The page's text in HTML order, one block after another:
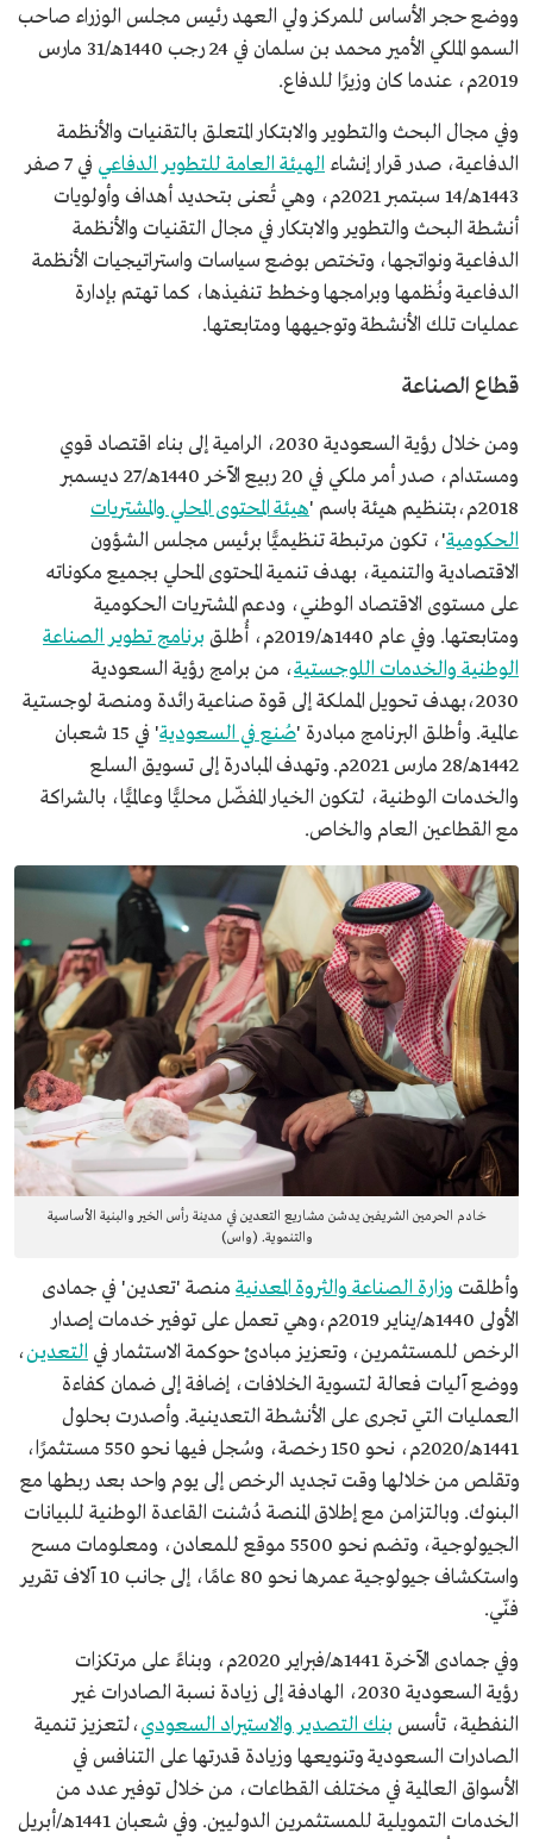
ووضع حجر الأساس للمركز ولي العهد رئيس مجلس الوزراء صاحب
السمو الملكي الأمير محمد بن سلمان في 24 رجب 1440هـ/31 مارس
2019م، عندما كان وزيرًا للدفاع.
وفي مجال البحث والتطوير والابتكار المتعلق بالتقنيات والأنظمة
الدفاعية، صدر قرار إنشاء الهيئة العامة للتطوير الدفاعي
في 7 صفر
1443هـ/14 سبتمبر 2021م، وهي تُعنى بتحديد أهداف وأولويات
أنشطة البحث والتطوير والابتكار في مجال التقنيات والأنظمة
الدفاعية ونواتجها، وتختص بوضع سياسات واستراتيجيات الأنظمة
الدفاعية ونُظمها وبرامجها وخطط تنفيذها، كما تهتم بإدارة
عمليات تلك الأنشطة وتوجيهها ومتابعتها.
قطاع الصناعة
ومن خلال رؤية السعودية 2030، الرامية إلى بناء اقتصاد قوي
ومستدام، صدر أمر ملكي في 20 ربيع الآخر 1440هـ/27 ديسمبر
2018م،بتنظيم هيئة باسم '
هيئة المحتوى المحلي والمشتريات
الحكومية'، تكون مرتبطة تنظيميًّا برئيس مجلس الشؤون
الاقتصادية والتنمية، بهدف تنمية المحتوى المحلي بجميع مكوناته
على مستوى الاقتصاد الوطني، ودعم المشتريات الحكومية
ومتابعتها. وفي عام 1440هـ/2019م، أُطلق
برنامج تطوير الصناعة
الوطنية والخدمات اللوجستية، من برامج رؤية السعودية
2030،بهدف تحويل المملكة إلى قوة صناعية رائدة ومنصة لوجستية
عالمية. وأطلق البرنامج مبادرة 'صُنع في السعودية
' في 15 شعبان
1442هـ/28 مارس 2021م. وتهدف المبادرة إلى تسويق السلع
والخدمات الوطنية، لتكون الخيار المفضّل محليًّا وعالميًّا، بالشراكة
مع القطاعين العام والخاص.
خادم الحرمين الشريفين يدشن مشاريع التعدين في مدينة رأس الخير والبنية الأساسية
والتنموية. (واس)
وأطلقت وزارة الصناعة والثروة المعدنية منصة 'تعدين' في جمادى
الأولى 1440هـ/يناير 2019م،وهي تعمل على توفير خدمات إصدار
الرخص للمستثمرين، وتعزيز مبادئ حوكمة الاستثمار في التعدين،
ووضع آليات فعالة لتسوية الخلافات، إضافة إلى ضمان كفاءة
العمليات التي تجرى على الأنشطة التعدينية. وأصدرت بحلول
1441هـ/2020م، نحو 150 رخصة، وسُجل فيها نحو 550 مستثمرًا،
وتقلص من خلالها وقت تجديد الرخص إلى يوم واحد بعد ربطها مع
البنوك. وبالتزامن مع إطلاق المنصة دُشنت القاعدة الوطنية للبيانات
الجيولوجية، وتضم نحو 5500 موقع للمعادن، ومعلومات مسح
واستكشاف جيولوجية عمرها نحو 80 عامًا، إلى جانب 10 آلاف تقرير
فنّي.
وفي جمادى الآخرة 1441هـ/فبراير 2020م، وبناءً على مرتكزات
رؤية السعودية 2030، الهادفة إلى زيادة نسبة الصادرات غير
النفطية، تأسس بنك التصدير والاستيراد السعودي،لتعزيز تنمية
الصادرات السعودية وتنويعها وزيادة قدرتها على التنافس في
الأسواق العالمية في مختلف القطاعات، من خلال توفير عدد من
الخدمات التمويلية للمستثمرين الدوليين. وفي شعبان 1441هـ/أبريل